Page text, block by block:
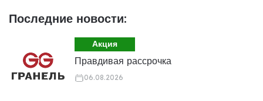
Последние новости:
Акция
Правдивая рассрочка
06.08.2026